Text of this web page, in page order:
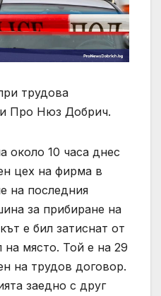
трудова
Про Нюз Добрич.
около 10 часа днес
цех на фирма в
на последния
за прибиране на
е бил затиснат от
на място. Той е на 29
на трудов договор.
заедно с друг